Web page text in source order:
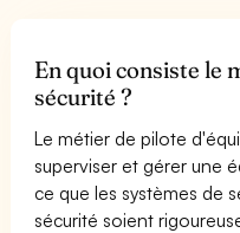
En quoi consiste le
sécurité ?
Le métier de pilote
superviser et gérer une
ce que les systèmes de
sécurité soient